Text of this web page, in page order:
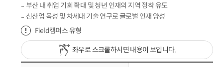
부산 내 취업 기회 확대 및 청년 인재의 지역 정착 유도
신산업 육성 및 차세대 기술 연구로 글로벌 인재 양성
Field캠퍼스 유형
좌우로 스크롤하시면 내용이 보입니다.